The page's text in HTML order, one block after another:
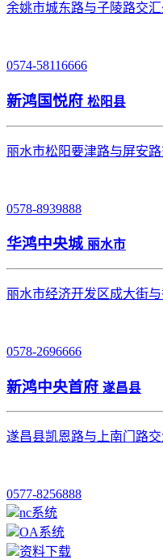
余姚市城东路与子陵路交
0574-58116666
新鸿国悦府 松阳县
丽水市松阳要津路与屏安
0578-8939888
华鸿中央城 丽水市
丽水市经济开发区成大街
0578-2696666
新鸿中央首府 遂昌县
遂昌县凯恩路与上南门路
0577-8256888
nc系统
OA系统
资料下载